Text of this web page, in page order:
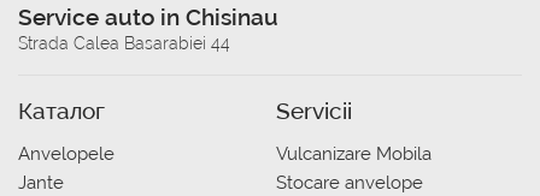
Service auto in Chisinau
Strada Calea Basarabiei 44
Каталог
Anvelopele
Jante
Servicii
Vulcanizare Mobila
Stocare anvelope